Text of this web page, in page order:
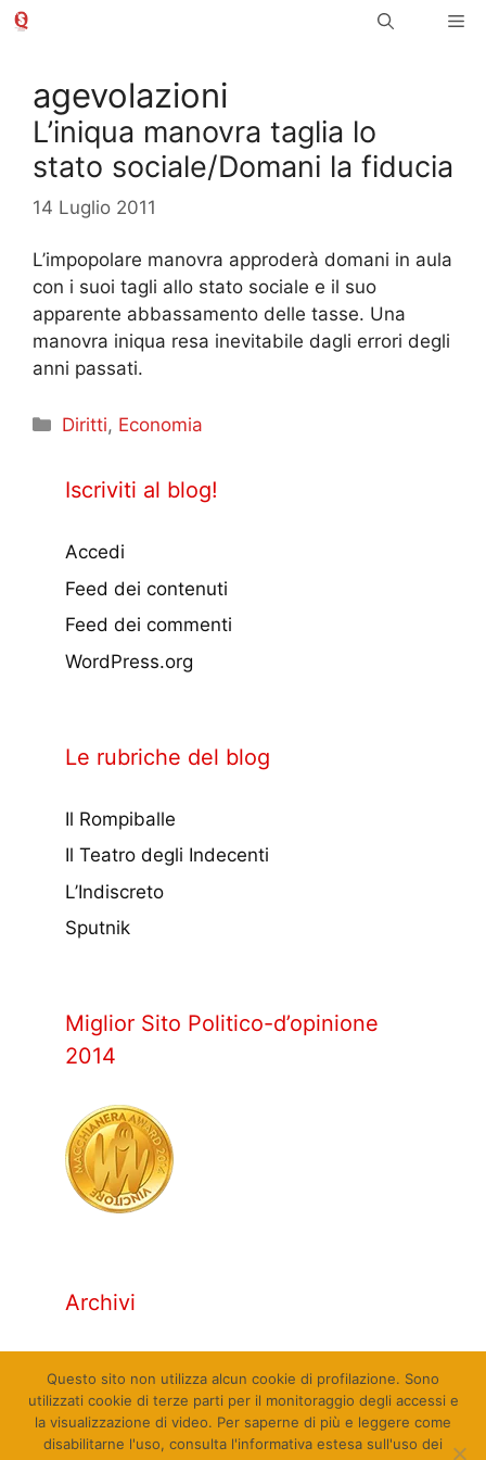
Vai
agevolazioni
L’iniqua manovra taglia lo
stato sociale/Domani la fiducia
14 Luglio 2011
L’impopolare manovra approderà domani in aula
con i suoi tagli allo stato sociale e il suo
apparente abbassamento delle tasse. Una
manovra iniqua resa inevitabile dagli errori degli
anni passati.
Categorie
Diritti, Economia
Iscriviti al blog!
Accedi
Feed dei contenuti
Feed dei commenti
WordPress.org
Le rubriche del blog
Il Rompiballe
Il Teatro degli Indecenti
L’Indiscreto
Sputnik
Miglior Sito Politico-d’opinione
2014
Archivi
Questo sito non utilizza alcun cookie di profilazione. Sono
utilizzati cookie di terze parti per il monitoraggio degli accessi e
la visualizzazione di video. Per saperne di più e leggere come
disabilitarne l'uso, consulta l'informativa estesa sull'uso dei